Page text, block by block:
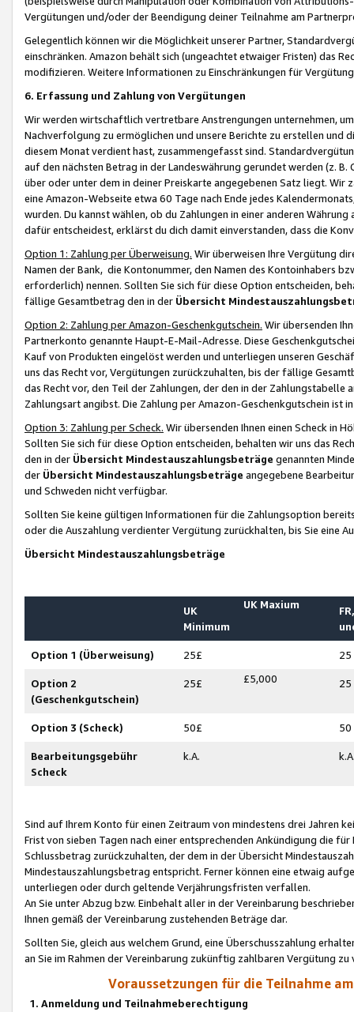
Vergütungen und/oder der Beendigung deiner Teilnahme am
Gelegentlich können wir die Möglichkeit unserer Partner,
einschränken. Amazon behält sich (ungeachtet etwaiger Fristen) das
modifizieren. Weitere Informationen zu Einschränkungen für
6. Erfassung und Zahlung von Vergütungen
Wir werden wirtschaftlich vertretbare Anstrengungen unternehmen,
Nachverfolgung zu ermöglichen und unsere Berichte zu erstellen und
diesem Monat verdient hast, zusammengefasst sind.
auf den nächsten Betrag in der Landeswährung gerundet werden (z.
über oder unter dem in deiner Preiskarte angegebenen Satz liegt.
eine Amazon-Webseite etwa 60 Tage nach Ende jedes
wurden. Du kannst wählen, ob du Zahlungen in einer anderen
dafür entscheidest, erklärst du dich damit einverstanden, dass die
Option 1: Zahlung per Überweisung. Wir überweisen Ihre Vergütung
Namen der Bank, die Kontonummer, den Namen des Kontoinhabers
erforderlich) nennen. Sollten Sie sich für diese Option entscheiden,
fällige Gesamtbetrag den in der Übersicht
Option 2: Zahlung per Amazon-Geschenkgutschein. Wir übersenden
Partnerkonto genannte Haupt-E-Mail-Adresse. Diese
Kauf von Produkten eingelöst werden und unterliegen unseren
uns das Recht vor, Vergütungen zurückzuhalten, bis der fällige
das Recht vor, den Teil der Zahlungen, der den in der
Zahlungsart angibst. Die Zahlung per Amazon-Geschenkgutschein ist
Option 3: Zahlung per Scheck. Wir übersenden Ihnen einen Scheck in
Sollten Sie sich für diese Option entscheiden, behalten wir uns das
den in der Übersicht Mindestauszahlungsbeträge genannten
der Übersicht Mindestauszahlungsbeträge angegebene
und Schweden nicht verfügbar.
Sollten Sie keine gültigen Informationen für die Zahlungsoption
oder die Auszahlung verdienter Vergütung zurückhalten, bis Sie
Übersicht Mindestauszahlungsbeträge
UK
Minimum
UK Maxium
Option 1 (Überweisung) 25£ 25
Option 2
(Geschenkgutschein)
25£ £5,000 25
Option 3 (Scheck) 50£ 50
Bearbeitungsgebühr
Scheck
k.A.
Sind auf Ihrem Konto für einen Zeitraum von mindestens drei Jahren
Frist von sieben Tagen nach einer entsprechenden Ankündigung die
Schlussbetrag zurückzuhalten, der dem in der Übersicht
Mindestauszahlungsbetrag entspricht. Ferner können eine etwaig
unterliegen oder durch geltende Verjährungsfristen verfallen.
An Sie unter Abzug bzw. Einbehalt aller in der Vereinbarung
Ihnen gemäß der Vereinbarung zustehenden Beträge dar.
Sollten Sie, gleich aus welchem Grund, eine Überschusszahlung
an Sie im Rahmen der Vereinbarung zukünftig zahlbaren Vergütung zu
Voraussetzungen für die Teilnahme
1. Anmeldung und Teilnahmeberechtigung